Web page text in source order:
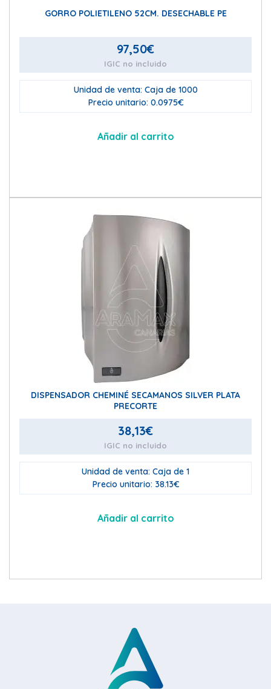
GORRO POLIETILENO 52CM. DESECHABLE PE
97,50€
IGIC no incluido
Unidad de venta: Caja de 1000
Precio unitario: 0.0975€
Añadir al carrito
DISPENSADOR CHEMINÉ SECAMANOS SILVER PLATA
PRECORTE
38,13€
IGIC no incluido
Unidad de venta: Caja de 1
Precio unitario: 38.13€
Añadir al carrito